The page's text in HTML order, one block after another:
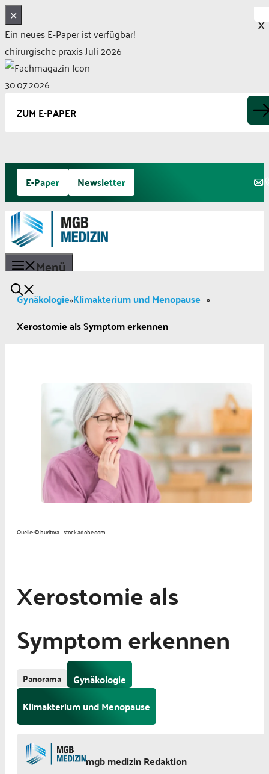
✕
Ein neues E-Paper ist verfügbar!
chirurgische praxis Juli 2026
30.07.2026
ZUM E-PAPER
Zum
Inhalt
springen
E-Paper Newsletter
Menü
Gynäkologie»Klimakterium und Menopause »
Xerostomie als Symptom erkennen
Quelle: © buritora - stock.adobe.com
Xerostomie als
Symptom erkennen
Panorama
Gynäkologie
Klimakterium und Menopause
mgb medizin Redaktion
X